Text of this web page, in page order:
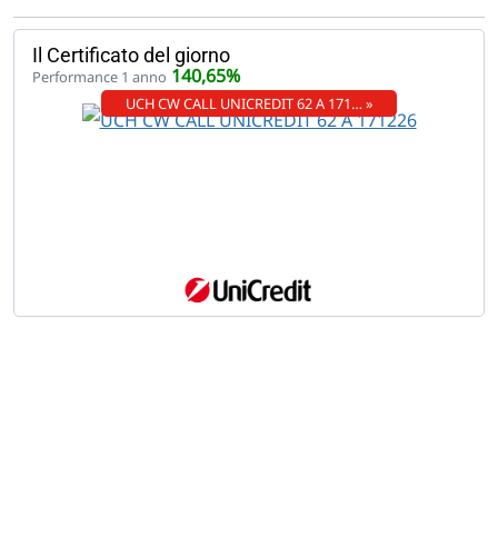
Il Certificato del giorno
Performance 1 anno 140,65%
UCH CW CALL UNICREDIT 62 A 171… »